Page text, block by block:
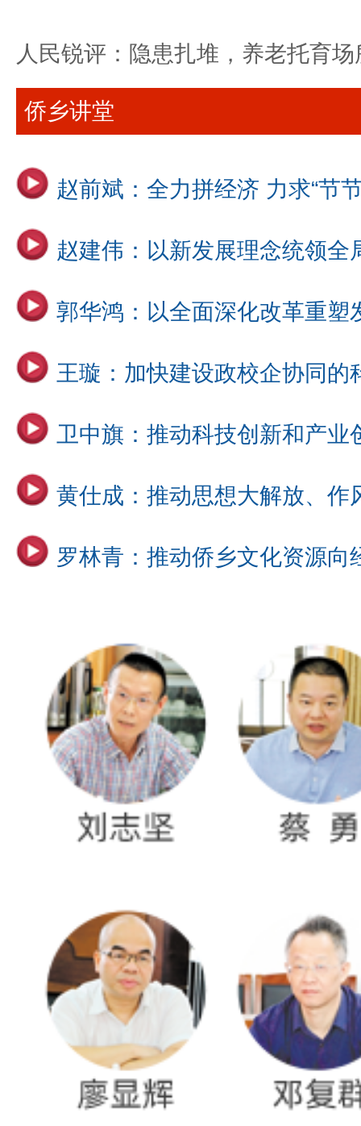
人民锐评：隐患扎堆，养老托育
侨乡讲堂
赵前斌：全力拼经济 力求“节
赵建伟：以新发展理念统领全
郭华鸿：以全面深化改革重塑
王璇：加快建设政校企协同的
卫中旗：推动科技创新和产业
黄仕成：推动思想大解放、作
罗林青：推动侨乡文化资源向